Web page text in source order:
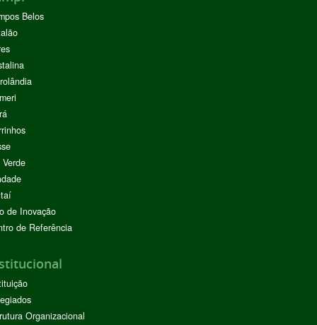
Belos
de Inovação
de Referência
Organizacional